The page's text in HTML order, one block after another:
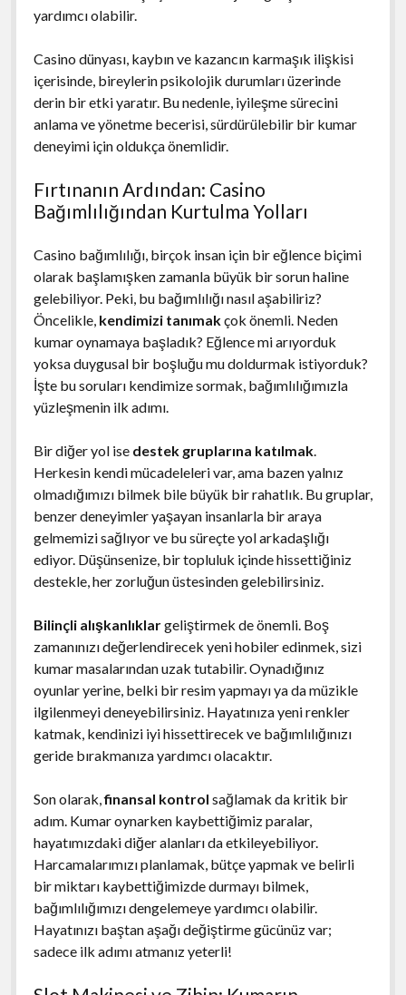
yardımcı olabilir.
Casino dünyası, kaybın ve kazancın karmaşık ilişkisi
içerisinde, bireylerin psikolojik durumları üzerinde
derin bir etki yaratır. Bu nedenle, iyileşme sürecini
anlama ve yönetme becerisi, sürdürülebilir bir kumar
deneyimi için oldukça önemlidir.
Fırtınanın Ardından: Casino
Bağımlılığından Kurtulma Yolları
Casino bağımlılığı, birçok insan için bir eğlence biçimi
olarak başlamışken zamanla büyük bir sorun haline
gelebiliyor. Peki, bu bağımlılığı nasıl aşabiliriz?
Öncelikle, kendimizi tanımakçok önemli. Neden
kumar oynamaya başladık? Eğlence mi arıyorduk
yoksa duygusal bir boşluğu mu doldurmak istiyorduk?
İşte bu soruları kendimize sormak, bağımlılığımızla
yüzleşmenin ilk adımı.
Bir diğer yol ise destek gruplarına katılmak.
Herkesin kendi mücadeleleri var, ama bazen yalnız
olmadığımızı bilmek bile büyük bir rahatlık. Bu gruplar,
benzer deneyimler yaşayan insanlarla bir araya
gelmemizi sağlıyor ve bu süreçte yol arkadaşlığı
ediyor. Düşünsenize, bir topluluk içinde hissettiğiniz
destekle, her zorluğun üstesinden gelebilirsiniz.
Bilinçli alışkanlıklargeliştirmek de önemli. Boş
zamanınızı değerlendirecek yeni hobiler edinmek, sizi
kumar masalarından uzak tutabilir. Oynadığınız
oyunlar yerine, belki bir resim yapmayı ya da müzikle
ilgilenmeyi deneyebilirsiniz. Hayatınıza yeni renkler
katmak, kendinizi iyi hissettirecek ve bağımlılığınızı
geride bırakmanıza yardımcı olacaktır.
Son olarak,finansal kontrol sağlamak da kritik bir
adım. Kumar oynarken kaybettiğimiz paralar,
hayatımızdaki diğer alanları da etkileyebiliyor.
Harcamalarımızı planlamak, bütçe yapmak ve belirli
bir miktarı kaybettiğimizde durmayı bilmek,
bağımlılığımızı dengelemeye yardımcı olabilir.
Hayatınızı baştan aşağı değiştirme gücünüz var;
sadece ilk adımı atmanız yeterli!